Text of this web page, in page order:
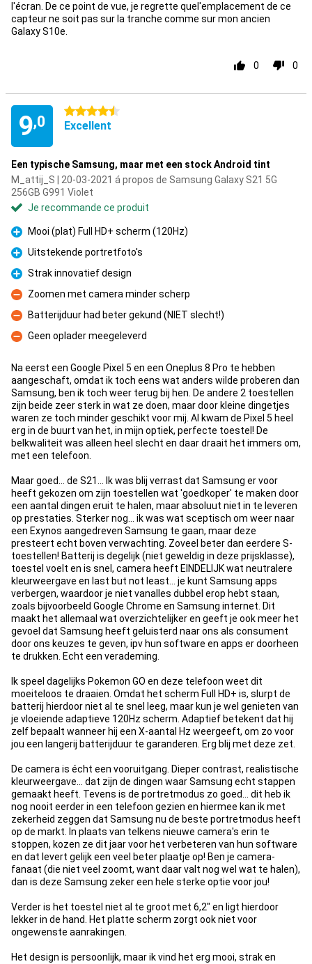
l'écran. De ce point de vue, je regrette quel'emplacement de ce
capteur ne soit pas sur la tranche comme sur mon ancien
Galaxy S10e.
0 0
9,0
4.5 étoiles
Excellent
Een typische Samsung, maar met een stock Android tint
M_attij_S | 20-03-2021 á propos de Samsung Galaxy S21 5G
256GB G991 Violet
Je recommande ce produit
Pour
Mooi (plat) Full HD+ scherm (120Hz)
Pour
Uitstekende portretfoto's
Pour
Strak innovatief design
Contre
Zoomen met camera minder scherp
Contre
Batterijduur had beter gekund (NIET slecht!)
Contre
Geen oplader meegeleverd
Na eerst een Google Pixel 5 en een Oneplus 8 Pro te hebben
aangeschaft, omdat ik toch eens wat anders wilde proberen dan
Samsung, ben ik toch weer terug bij hen. De andere 2 toestellen
zijn beide zeer sterk in wat ze doen, maar door kleine dingetjes
waren ze toch minder geschikt voor mij. Al kwam de Pixel 5 heel
erg in de buurt van het, in mijn optiek, perfecte toestel! De
belkwaliteit was alleen heel slecht en daar draait het immers om,
met een telefoon.
Maar goed... de S21... Ik was blij verrast dat Samsung er voor
heeft gekozen om zijn toestellen wat 'goedkoper' te maken door
een aantal dingen eruit te halen, maar absoluut niet in te leveren
op prestaties. Sterker nog... ik was wat sceptisch om weer naar
een Exynos aangedreven Samsung te gaan, maar deze
presteert echt boven verwachting. Zoveel beter dan eerdere S-
toestellen! Batterij is degelijk (niet geweldig in deze prijsklasse),
toestel voelt en is snel, camera heeft EINDELIJK wat neutralere
kleurweergave en last but not least... je kunt Samsung apps
verbergen, waardoor je niet vanalles dubbel erop hebt staan,
zoals bijvoorbeeld Google Chrome en Samsung internet. Dit
maakt het allemaal wat overzichtelijker en geeft je ook meer het
gevoel dat Samsung heeft geluisterd naar ons als consument
door ons keuzes te geven, ipv hun software en apps er doorheen
te drukken. Echt een verademing.
Ik speel dagelijks Pokemon GO en deze telefoon weet dit
moeiteloos te draaien. Omdat het scherm Full HD+ is, slurpt de
batterij hierdoor niet al te snel leeg, maar kun je wel genieten van
je vloeiende adaptieve 120Hz scherm. Adaptief betekent dat hij
zelf bepaalt wanneer hij een X-aantal Hz weergeeft, om zo voor
jou een langerij batterijduur te garanderen. Erg blij met deze zet.
De camera is écht een vooruitgang. Dieper contrast, realistische
kleurweergave... dat zijn de dingen waar Samsung echt stappen
gemaakt heeft. Tevens is de portretmodus zo goed... dit heb ik
nog nooit eerder in een telefoon gezien en hiermee kan ik met
zekerheid zeggen dat Samsung nu de beste portretmodus heeft
op de markt. In plaats van telkens nieuwe camera's erin te
stoppen, kozen ze dit jaar voor het verbeteren van hun software
en dat levert gelijk een veel beter plaatje op! Ben je camera-
fanaat (die niet veel zoomt, want daar valt nog wel wat te halen),
dan is deze Samsung zeker een hele sterke optie voor jou!
Verder is het toestel niet al te groot met 6,2" en ligt hierdoor
lekker in de hand. Het platte scherm zorgt ook niet voor
ongewenste aanrakingen.
Het design is persoonlijk, maar ik vind het erg mooi, strak en